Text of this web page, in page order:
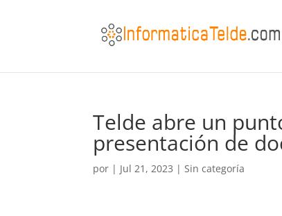
Telde abre un
presentación de
por | Jul 21, 2023 |Sin categoría